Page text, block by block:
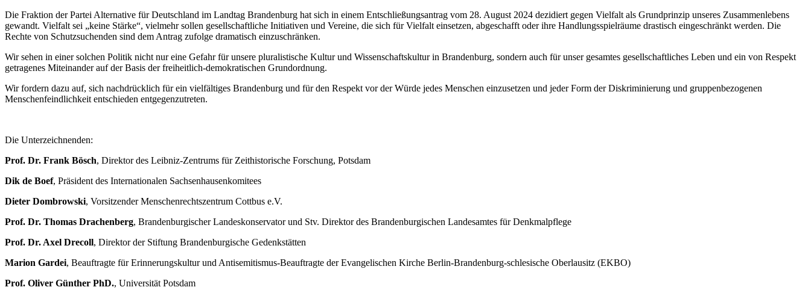
Die Fraktion der Partei Alternative für Deutschland im Landtag Brandenburg hat sich in einem Entschließungsantrag vom 28. August 2024 dezidiert gegen Vielfalt als Grundprinzip unseres Zusammenlebens
gewandt. Vielfalt sei „keine Stärke“, vielmehr sollen gesellschaftliche Initiativen und Vereine, die sich für Vielfalt einsetzen, abgeschafft oder ihre Handlungsspielräume drastisch eingeschränkt werden. Die
Rechte von Schutzsuchenden sind dem Antrag zufolge dramatisch einzuschränken.
Wir sehen in einer solchen Politik nicht nur eine Gefahr für unsere pluralistische Kultur und Wissenschaftskultur in Brandenburg, sondern auch für unser gesamtes gesellschaftliches Leben und ein von Respekt
getragenes Miteinander auf der Basis der freiheitlich-demokratischen Grundordnung.
Wir fordern dazu auf, sich nachdrücklich für ein vielfältiges Brandenburg und für den Respekt vor der Würde jedes Menschen einzusetzen und jeder Form der Diskriminierung und gruppenbezogenen
Menschenfeindlichkeit entschieden entgegenzutreten.
Die Unterzeichnenden:
Prof. Dr. Frank Bösch, Direktor des Leibniz-Zentrums für Zeithistorische Forschung, Potsdam
Dik de Boef, Präsident des Internationalen Sachsenhausenkomitees
Dieter Dombrowski, Vorsitzender Menschenrechtszentrum Cottbus e.V.
Prof. Dr. Thomas Drachenberg, Brandenburgischer Landeskonservator und Stv. Direktor des Brandenburgischen Landesamtes für Denkmalpflege
Prof. Dr. Axel Drecoll, Direktor der Stiftung Brandenburgische Gedenkstätten
Marion Gardei, Beauftragte für Erinnerungskultur und Antisemitismus-Beauftragte der Evangelischen Kirche Berlin-Brandenburg-schlesische Oberlausitz (EKBO)
Prof. Oliver Günther PhD., Universität Potsdam